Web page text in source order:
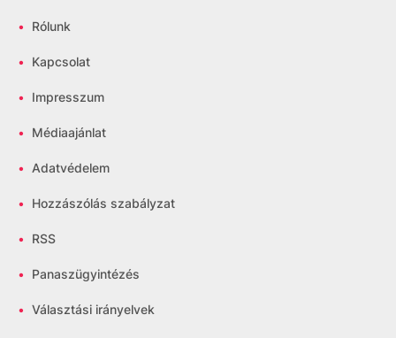
• Rólunk
• Kapcsolat
• Impresszum
• Médiaajánlat
• Adatvédelem
• Hozzászólás szabályzat
• RSS
• Panaszügyintézés
• Választási irányelvek